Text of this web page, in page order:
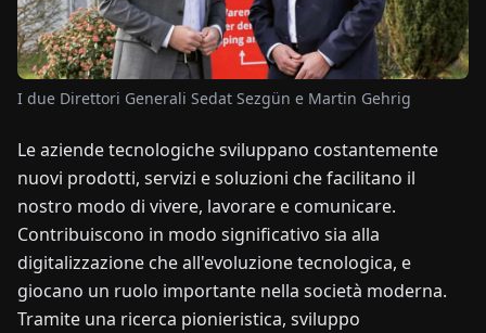
ENDEFRESIT NLPLHU
CONTATTACI
I due Direttori Generali Sedat Sezgün e Martin Gehrig
Le aziende tecnologiche sviluppano costantemente
nuovi prodotti, servizi e soluzioni che facilitano il
nostro modo di vivere, lavorare e comunicare.
Contribuiscono in modo significativo sia alla
digitalizzazione che all'evoluzione tecnologica, e
giocano un ruolo importante nella società moderna.
Tramite una ricerca pionieristica, sviluppo